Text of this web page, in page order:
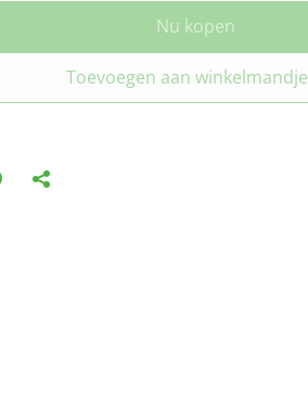
Nu kopen
Toevoegen aan winkelmandje